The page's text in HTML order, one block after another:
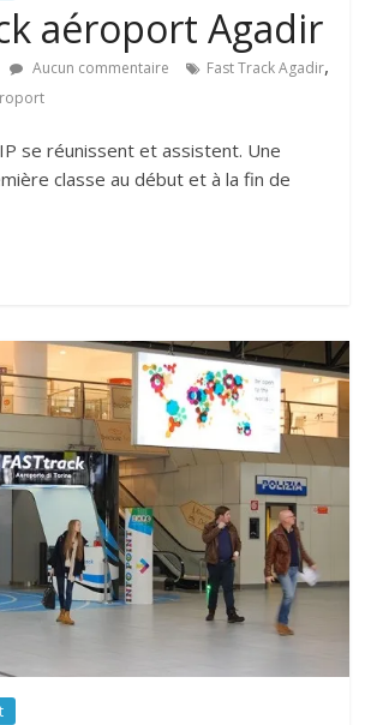
aéroport Agadir
Aucun commentaire Fast Track Agadir,
se réunissent et assistent. Une
classe au début et à la fin de